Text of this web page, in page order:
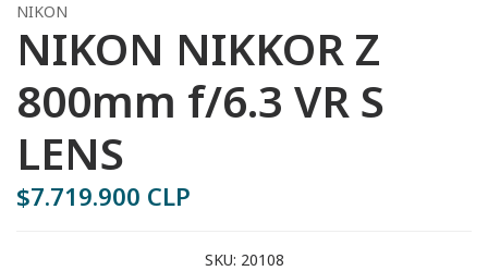
NIKON
NIKON NIKKOR Z
800mm f/6.3 VR S
LENS
$7.719.900 CLP
SKU: 20108